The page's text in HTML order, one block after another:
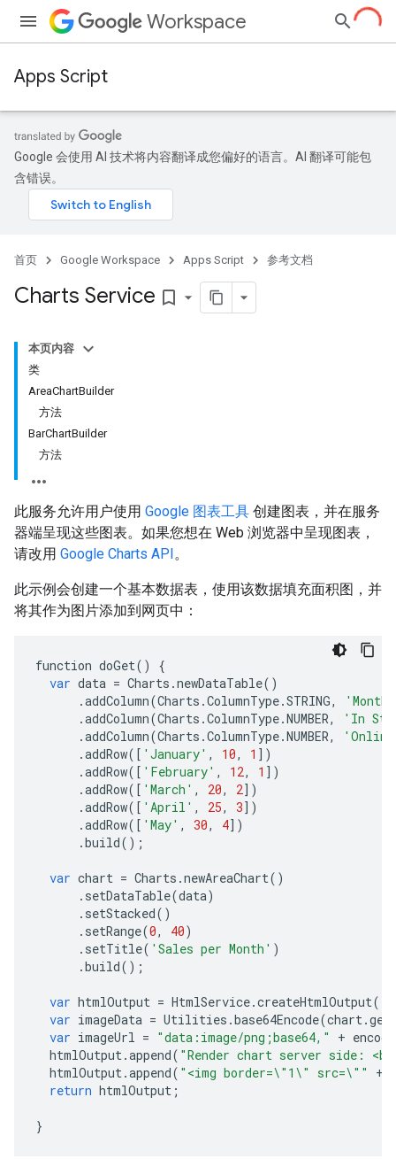
Workspace
Apps Script
Google 会使用 AI 技术将内容翻译成您偏好的语言。AI 翻译可能包
含错误。
首页 Google Workspace Apps Script 参考文档
Charts Service bookmark_border
本页内容
类
AreaChartBuilder
方法
BarChartBuilder
方法
此服务允许用户使用 Google 图表工具 创建图表，并在服务
器端呈现这些图表。如果您想在 Web 浏览器中呈现图表，
请改用 Google Charts API。
此示例会创建一个基本数据表，使用该数据填充面积图，并
将其作为图片添加到网页中：
function doGet()
{
var data = Charts .newDataTable()
.addColumn(Charts .ColumnType.STRING,
'Month'
.addColumn(Charts .ColumnType.NUMBER,
'In
.addColumn(Charts .ColumnType.NUMBER,
.addRow([ 'January' , 10, 1 ])
.addRow([ 'February' , 12, 1 ])
.addRow([ 'March' , 20, 2])
.addRow([ 'April' , 25, 3])
.addRow([ 'May' , 30, 4])
.build();
var chart = Charts .newAreaChart()
. setDataTable(data)
. setStacked()
. setRange(0, 40)
. setTitle( 'Sales per Month' )
.build();
var htmlOutput = HtmlService.createHtmlOutput()
var imageData = Utilities .base64Encode(chart.
var imageUrl = "data:image/png;base64," +
htmlOutput.append( "Render chart server side:
htmlOutput.append( "<img border=\" 1 \" src=\" " +
return htmlOutput ;
}